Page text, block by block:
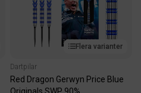
Flera varianter
Dartpilar
Red Dragon Gerwyn Price Blue